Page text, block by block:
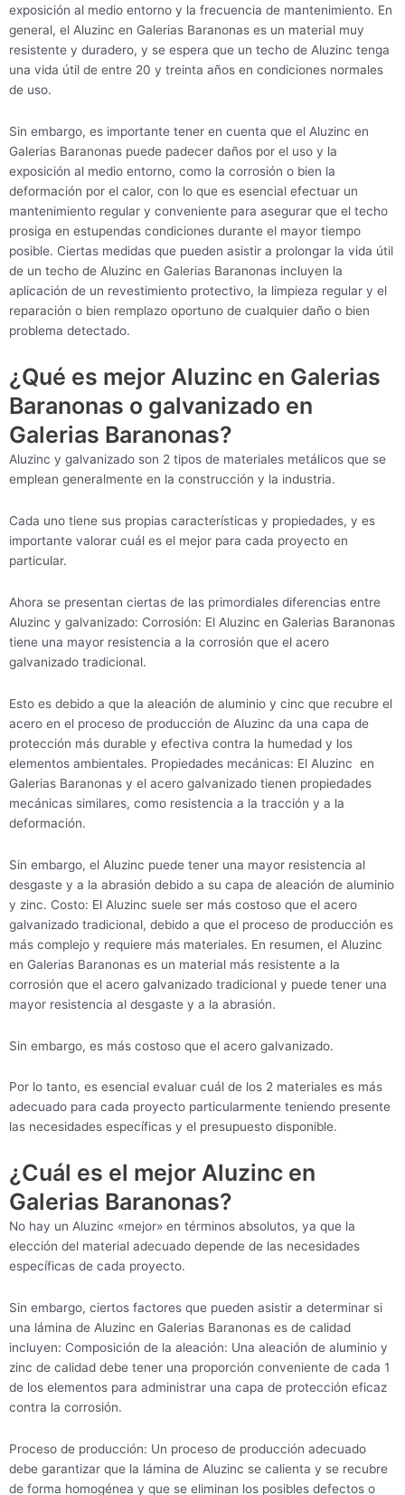
exposición al medio entorno y la frecuencia de mantenimiento. En
general, el Aluzinc en Galerias Baranonas es un material muy
resistente y duradero, y se espera que un techo de Aluzinc tenga
una vida útil de entre 20 y treinta años en condiciones normales
de uso.
Sin embargo, es importante tener en cuenta que el Aluzinc en
Galerias Baranonas puede padecer daños por el uso y la
exposición al medio entorno, como la corrosión o bien la
deformación por el calor, con lo que es esencial efectuar un
mantenimiento regular y conveniente para asegurar que el techo
prosiga en estupendas condiciones durante el mayor tiempo
posible. Ciertas medidas que pueden asistir a prolongar la vida útil
de un techo de Aluzinc en Galerias Baranonas incluyen la
aplicación de un revestimiento protectivo, la limpieza regular y el
reparación o bien remplazo oportuno de cualquier daño o bien
problema detectado.
¿Qué es mejor Aluzinc en Galerias
Baranonas o galvanizado en
Galerias Baranonas?
Aluzinc y galvanizado son 2 tipos de materiales metálicos que se
emplean generalmente en la construcción y la industria.
Cada uno tiene sus propias características y propiedades, y es
importante valorar cuál es el mejor para cada proyecto en
particular.
Ahora se presentan ciertas de las primordiales diferencias entre
Aluzinc y galvanizado: Corrosión: El Aluzinc en Galerias Baranonas
tiene una mayor resistencia a la corrosión que el acero
galvanizado tradicional.
Esto es debido a que la aleación de aluminio y cinc que recubre el
acero en el proceso de producción de Aluzinc da una capa de
protección más durable y efectiva contra la humedad y los
elementos ambientales. Propiedades mecánicas: El Aluzinc en
Galerias Baranonas y el acero galvanizado tienen propiedades
mecánicas similares, como resistencia a la tracción y a la
deformación.
Sin embargo, el Aluzinc puede tener una mayor resistencia al
desgaste y a la abrasión debido a su capa de aleación de aluminio
y zinc. Costo: El Aluzinc suele ser más costoso que el acero
galvanizado tradicional, debido a que el proceso de producción es
más complejo y requiere más materiales. En resumen, el Aluzinc
en Galerias Baranonas es un material más resistente a la
corrosión que el acero galvanizado tradicional y puede tener una
mayor resistencia al desgaste y a la abrasión.
Sin embargo, es más costoso que el acero galvanizado.
Por lo tanto, es esencial evaluar cuál de los 2 materiales es más
adecuado para cada proyecto particularmente teniendo presente
las necesidades específicas y el presupuesto disponible.
¿Cuál es el mejor Aluzinc en
Galerias Baranonas?
No hay un Aluzinc «mejor» en términos absolutos, ya que la
elección del material adecuado depende de las necesidades
específicas de cada proyecto.
Sin embargo, ciertos factores que pueden asistir a determinar si
una lámina de Aluzinc en Galerias Baranonas es de calidad
incluyen: Composición de la aleación: Una aleación de aluminio y
zinc de calidad debe tener una proporción conveniente de cada 1
de los elementos para administrar una capa de protección eficaz
contra la corrosión.
Proceso de producción: Un proceso de producción adecuado
debe garantizar que la lámina de Aluzinc se calienta y se recubre
de forma homogénea y que se eliminan los posibles defectos o